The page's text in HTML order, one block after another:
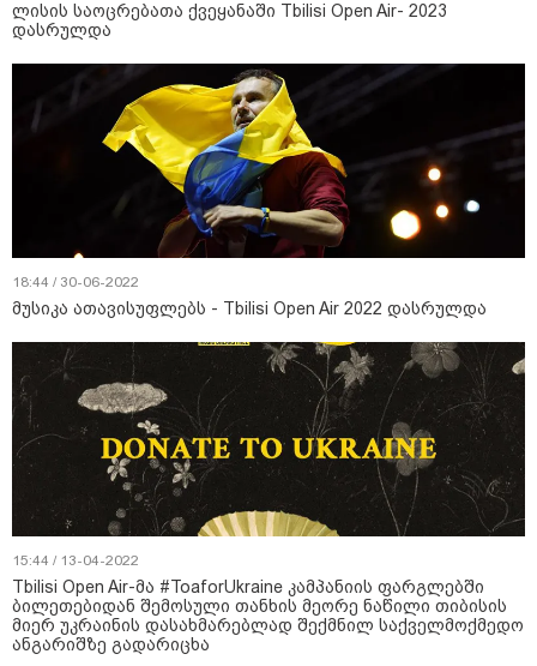
ლისის საოცრებათა ქვეყანაში Tbilisi Open Air- 2023
დასრულდა
18:44 / 30-06-2022
მუსიკა ათავისუფლებს - Tbilisi Open Air 2022 დასრულდა
15:44 / 13-04-2022
Tbilisi Open Air-მა #ToaforUkraine კამპანიის ფარგლებში
ბილეთებიდან შემოსული თანხის მეორე ნაწილი თიბისის
მიერ უკრაინის დასახმარებლად შექმნილ საქველმოქმედო
ანგარიშზე გადარიცხა